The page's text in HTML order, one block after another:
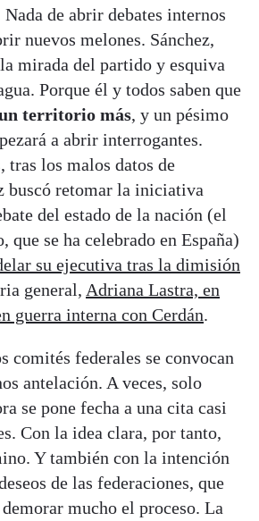
de abrir debates internos
nuevos melones. Sánchez,
mirada del partido y esquiva
Porque él y todos saben que
territorio más, y un pésimo
a abrir interrogantes.
tras los malos datos de
buscó retomar la iniciativa
del estado de la nación (el
se ha celebrado en España)
su ejecutiva tras la dimisión
general, Adriana Lastra, en
guerra interna con Cerdán.
comités federales se convocan
antelación. A veces, solo
se pone fecha a una cita casi
Con la idea clara, por tanto,
Y también con la intención
de las federaciones, que
mucho el proceso. La